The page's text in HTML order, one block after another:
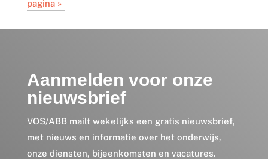
pagina »
Aanmelden voor onze
nieuwsbrief
VOS/ABB mailt wekelijks een gratis nieuwsbrief,
met nieuws en informatie over het onderwijs,
onze diensten, bijeenkomsten en vacatures.